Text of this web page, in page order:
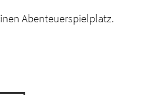
Abenteuerspielplatz.